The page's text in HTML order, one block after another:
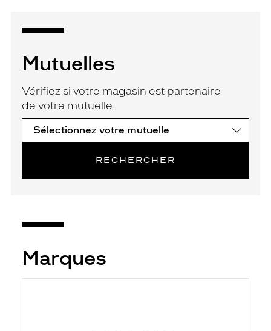
Mutuelles
Vérifiez si votre magasin est partenaire
de votre mutuelle.
RECHERCHER
Marques